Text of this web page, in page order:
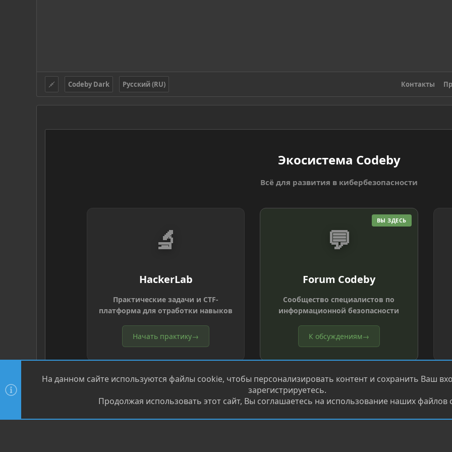
Codeby Dark Русский (RU) Контакты
Экосистема Codeby
Всё для развития в кибербезопасности
🔬
HackerLab
Практические задачи и CTF-
платформа для отработки навыков
Начать практику→
ВЫ ЗДЕСЬ
💬
Forum Codeby
Сообщество специалистов по
информационной безопасности
К обсуждениям→
Community platform by XenForo ® © 2010-2026 XenForo Ltd. Перевод от Jumuro®
На данном сайте используются файлы cookie, чтобы персонализировать контент и сохранить Ваш
зарегистрируетесь.
Продолжая использовать этот сайт, Вы соглашаетесь на использование наших файлов